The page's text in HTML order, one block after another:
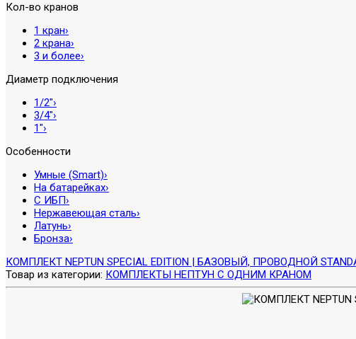
Кол-во кранов
1 кран›
2 крана›
3 и более›
Диаметр подключения
1/2″›
3/4″›
1″›
Особенности
Умные (Smart)›
На батарейках›
С ИБП›
Нержавеющая сталь›
Латунь›
Бронза›
КОМПЛЕКТ NEPTUN SPECIAL EDITION | БАЗОВЫЙ, ПРОВОДНОЙ
Товар из категории: КОМПЛЕКТЫ НЕПТУН С ОДНИМ КРАНОМ